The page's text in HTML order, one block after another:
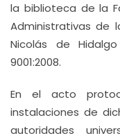
la biblioteca de la
Administrativas de
Nicolás de
9001:2008.
En el acto
instalaciones de
autoridades